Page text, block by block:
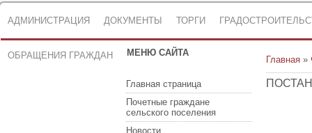
АДМИНИСТРАЦИЯ ДОКУМЕНТЫ ТОРГИ
ОБРАЩЕНИЯ ГРАЖДАН МЕНЮ САЙТА
Главная страница
Почетные граждане
сельского поселения
Новости
Главная »